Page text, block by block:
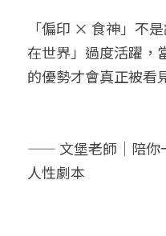
「偏印 × 食神」不
在世界」過度活躍，
的優勢才會真正被看
—— 文堡老師｜陪你
人性劇本